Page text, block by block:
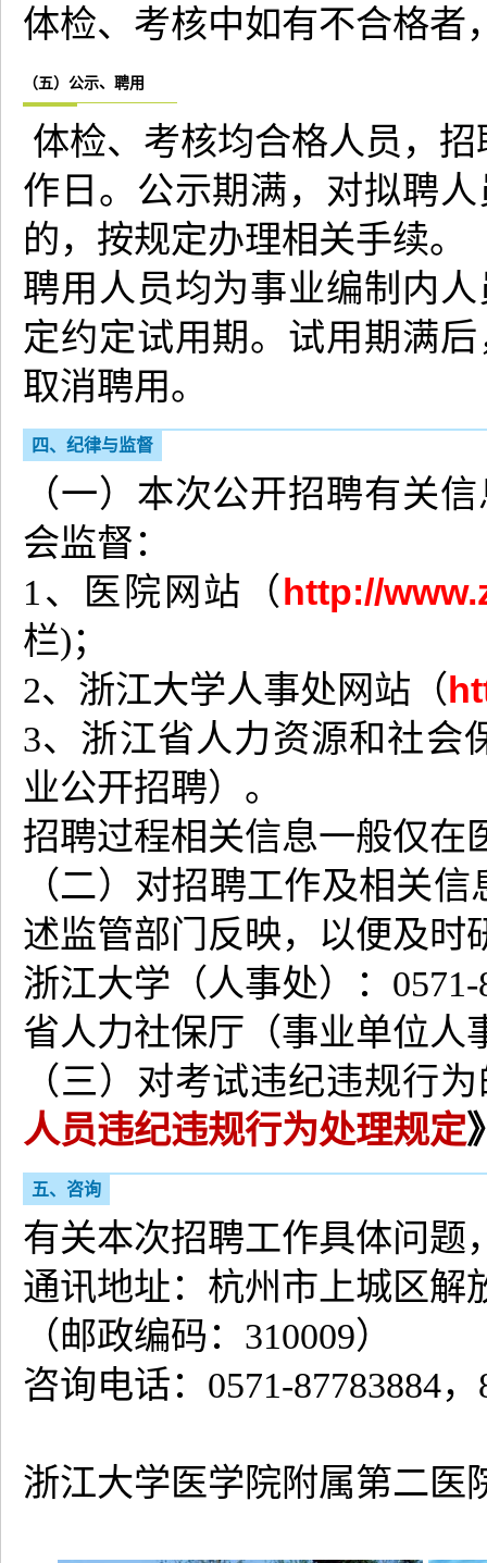
体检、考核中如有不合格者
（五）公示、聘用
体检、考核均合格人员，
作日。公示期满，对拟聘
的，按规定办理相关手续。
聘用人员均为事业编制内
定约定试用期。试用期满
取消聘用。
四、纪律与监督
（一）本次公开招聘有关
会监督：
1、医院网站（ http://
栏)；
2、浙江大学人事处网站（
3、浙江省人力资源和社会
业公开招聘）。
招聘过程相关信息一般仅在
（二）对招聘工作及相关
述监管部门反映，以便及时
浙江大学（人事处）：0571-
省人力社保厅（事业单位人
（三）对考试违纪违规行
人员违纪违规行为处理规定
五、咨询
有关本次招聘工作具体问题
通讯地址：杭州市上城区解
（邮政编码：310009）
咨询电话：0571-87783884，
浙江大学医学院附属第二医